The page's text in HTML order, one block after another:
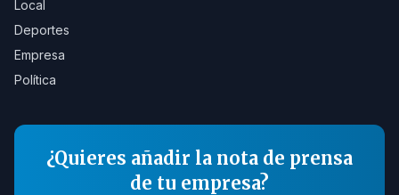
Local
Deportes
Empresa
Política
¿Quieres añadir la nota de prensa
de tu empresa?